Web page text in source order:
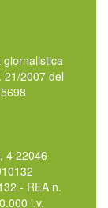
21/2007 del
4 22046
- REA n.
i.v.